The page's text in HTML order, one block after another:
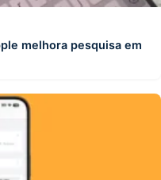
melhora pesquisa em